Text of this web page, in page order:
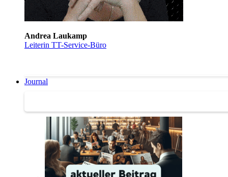
Andrea Laukamp
Leiterin TT-Service-Büro
Journal